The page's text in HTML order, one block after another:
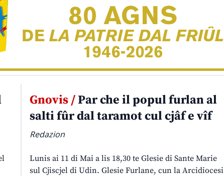
Gnovis /Par che il popul furlan al
salti fûr dal taramot cul cjâf e vîf
Redazion
Lunis ai 11 di Mai a lis 18,30 te Glesie di Sante Marie
sul Cjiscjel di Udin. Glesie Furlane, cun la Arcidiocesi